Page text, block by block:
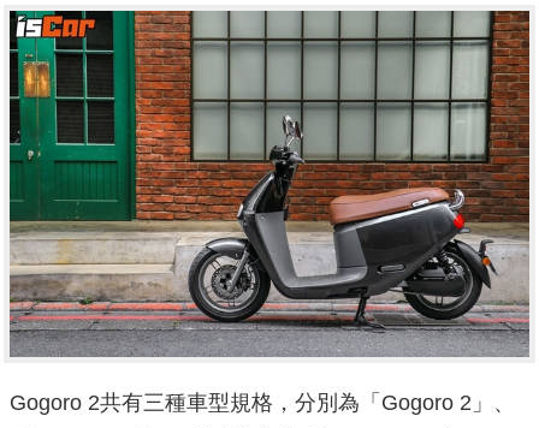
Gogoro 2共有三種車型規格，分別為「Gogoro 2」、